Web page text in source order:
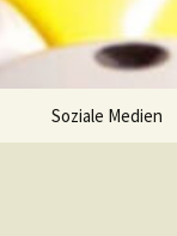
Soziale Medien